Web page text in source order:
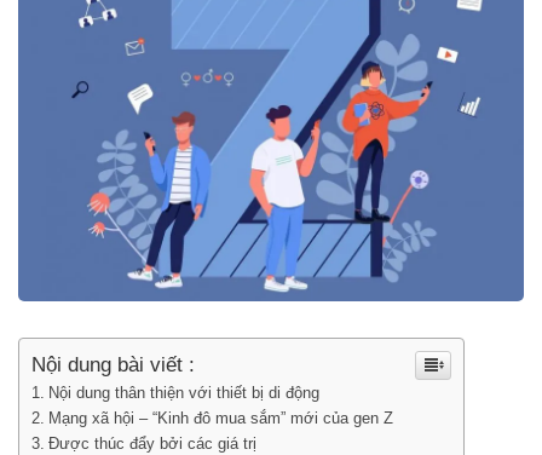
Nội dung bài viết :
Nội dung thân thiện với thiết bị di động
Mạng xã hội – “Kinh đô mua sắm” mới của gen Z
Được thúc đẩy bởi các giá trị